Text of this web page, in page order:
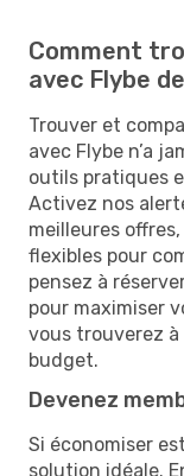
Comment
avec Flybe
Trouver et
avec Flybe n’a
outils pratiques
Activez nos
meilleures
flexibles pour
pensez à
pour maximiser
vous trouverez
budget.
Devenez
Si économiser
solution idéale.